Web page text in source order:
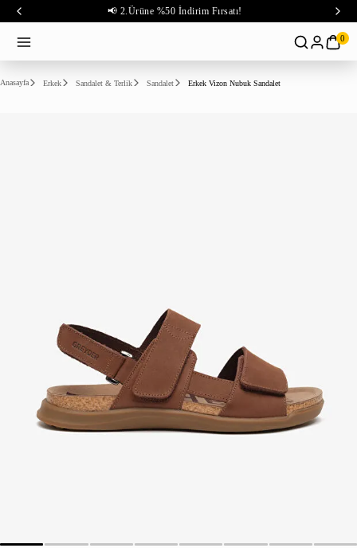
📢 2.Ürüne %50 İndirim Fırsatı!
0
Anasayfa Erkek Sandalet & Terlik Sandalet Erkek Vizon Nubuk Sandalet